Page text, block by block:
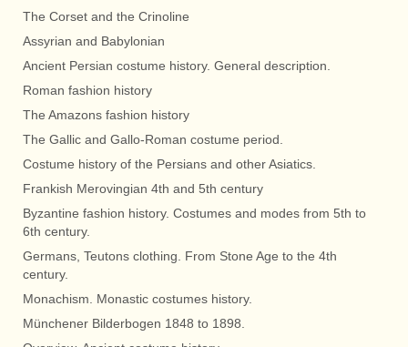
The Corset and the Crinoline
Assyrian and Babylonian
Ancient Persian costume history. General description.
Roman fashion history
The Amazons fashion history
The Gallic and Gallo-Roman costume period.
Costume history of the Persians and other Asiatics.
Frankish Merovingian 4th and 5th century
Byzantine fashion history. Costumes and modes from 5th to
6th century.
Germans, Teutons clothing. From Stone Age to the 4th
century.
Monachism. Monastic costumes history.
Münchener Bilderbogen 1848 to 1898.